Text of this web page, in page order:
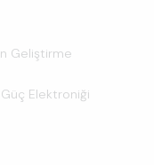
Geliştirme
Elektroniği